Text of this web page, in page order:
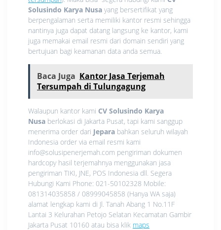
Solusindo Karya Nusa yang bersertifikat yang
berpengalaman serta memiliki kantor resmi sehingga
nantinya juga dapat datang langsung ke kantor, kami
juga memakai email resmi dari domain sendiri yang
bertujuan bagi keamanan data anda semua.
Baca Juga Kantor Jasa Terjemah
Tersumpah di Tulungagung
Walaupun kantor kami CV Solusindo Karya
Nusa berlokasi di Jakarta Pusat, tapi kami sanggup
menerima order dari Jepara bahkan seluruh wilayah
Indonesia order via email resmi kami
info@solusipenerjemah.com pengiriman dokumen
hardcopy hasil terjemahnya menggunakan jasa
pengiriman TIKI, JNE, POS Indonesia dll. Segera
Hubungi Kami Phone: 021-50102328 Mobile:
081314035858 / 08999045858 (Hanya WA saja)
alamat lengkap kami di Jl. Tanah Abang 1 No.11F
Lantai 3 Kelurahan Petojo Selatan Kecamatan Gambir
Jakarta Pusat 10160 atau bisa klik maps